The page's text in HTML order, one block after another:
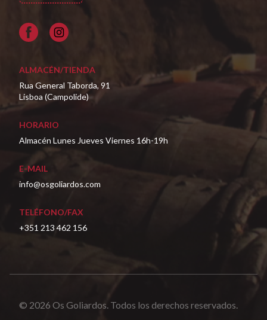
Facebook
ALMACÉN/TIENDA
Rua General Taborda, 91
Lisboa (Campolide)
HORARIO
Almacén Lunes Jueves Viernes 16h-19h
E-MAIL
info@osgoliardos.com
TELÉFONO/FAX
+351 213 462 156
© 2026 Os Goliardos. Todos los derechos reservados.